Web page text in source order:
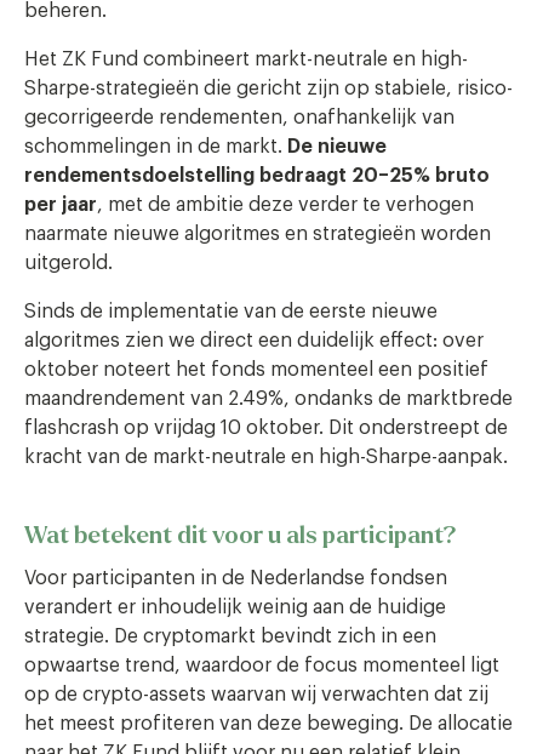
beheren.
Het ZK Fund combineert markt-neutrale en high-
Sharpe-strategieën die gericht zijn op stabiele, risico-
gecorrigeerde rendementen, onafhankelijk van
schommelingen in de markt. De nieuwe
rendementsdoelstelling bedraagt 20–25% bruto
per jaar, met de ambitie deze verder te verhogen
naarmate nieuwe algoritmes en strategieën worden
uitgerold.
Sinds de implementatie van de eerste nieuwe
algoritmes zien we direct een duidelijk effect: over
oktober noteert het fonds momenteel een positief
maandrendement van 2.49%, ondanks de marktbrede
flashcrash op vrijdag 10 oktober. Dit onderstreept de
kracht van de markt-neutrale en high-Sharpe-aanpak.
Wat betekent dit voor u als participant?
Voor participanten in de Nederlandse fondsen
verandert er inhoudelijk weinig aan de huidige
strategie. De cryptomarkt bevindt zich in een
opwaartse trend, waardoor de focus momenteel ligt
op de crypto-assets waarvan wij verwachten dat zij
het meest profiteren van deze beweging. De allocatie